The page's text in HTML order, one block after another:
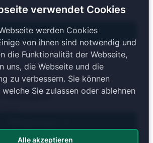
Pläne anzeigen
Hockeypark
verwendet Cookies
werden Cookies
von ihnen sind notwendig und
die Funktionalität der Webseite,
uns, die Webseite und die
zu verbessern. Sie können
Sie zulassen oder ablehnen
Alle akzeptieren